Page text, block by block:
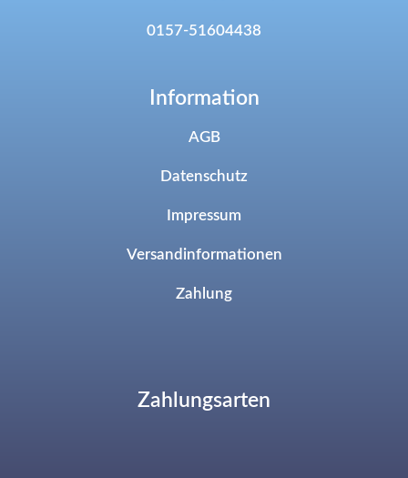
0157-51604438
Information
AGB
Datenschutz
Impressum
Versandinformationen
Zahlung
Zahlungsarten